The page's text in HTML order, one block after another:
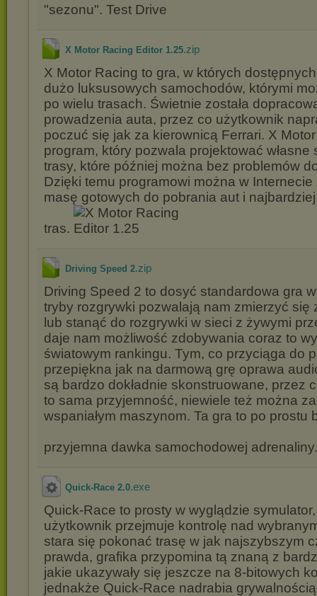
"sezonu".
X Motor Racing Editor 1.25.zip
X Motor Racing to gra, w których
dużo luksusowych samochodów, którymi
po wielu trasach. Świetnie została
prowadzenia auta, przez co użytkownik
poczuć się jak za kierownicą Ferrari. X
program, który pozwala projektować własne
trasy, które później można bez problemów
Dzięki temu programowi można w Internecie
masę gotowych do pobrania aut i
tras.
Driving Speed 2.zip
Driving Speed 2 to dosyć standardowa gra
tryby rozgrywki pozwalają nam zmierzyć się
lub stanąć do rozgrywki w sieci z żywymi
daje nam możliwość zdobywania coraz to
światowym rankingu. Tym, co przyciąga do
przepiękna jak na darmową grę oprawa
są bardzo dokładnie skonstruowane, przez
to sama przyjemność, niewiele też można
wspaniałym maszynom. Ta gra to po prostu
przyjemna dawka samochodowej
Quick-Race 2.0.exe
Quick-Race to prosty w wyglądzie
użytkownik przejmuje kontrolę nad
stara się pokonać trasę w jak najszybszym
prawda, grafika przypomina tą znaną z
jakie ukazywały się jeszcze na 8-bitowych
jednakże Quick-Race nadrabia